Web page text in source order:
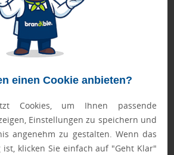
einen Cookie anbieten?
Cookies, um Ihnen passende
Einstellungen zu speichern und
angenehm zu gestalten. Wenn das
klicken Sie einfach auf "Geht Klar"
Donnerstag, 20.08.
ab 50 Stück